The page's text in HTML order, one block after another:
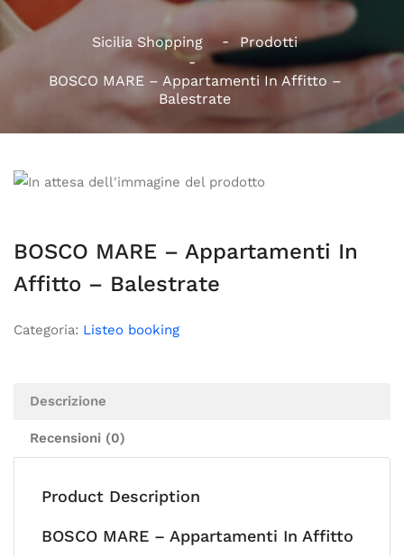
Sicilia Shopping Prodotti
BOSCO MARE – Appartamenti In Affitto –
Balestrate
BOSCO MARE – Appartamenti In
Affitto – Balestrate
Categoria: Listeo booking
Descrizione
Recensioni (0)
Product Description
BOSCO MARE – Appartamenti In Affitto